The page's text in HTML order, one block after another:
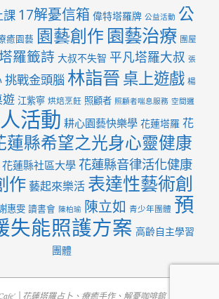
課 17解憂信箱 偉特塔羅牌 公益活動 公
癒園藝 園藝創作 園藝治療 團屋
羅籤詩 大叔不失智 平凡塔羅大叔 張
挑戰金頭腦 林詣晉桌上遊戲 楊
江紫寧 烘焙烹飪 照顧者 照顧者喘息服務 空間邏
活動 耕心園藝快樂學 花蓮塔羅 花
蓮縣希望之光身心靈健康
花蓮縣社區大學 花蓮縣音律活化健康
作藝起來樂活 表達性藝術創
惠雯 讀書會 陳柏瑜 陳立如 青少年團體 預
失能照護方案 高齡自主學習
團體
│花蓮塔羅占卜、療癒手作、解憂咖啡館